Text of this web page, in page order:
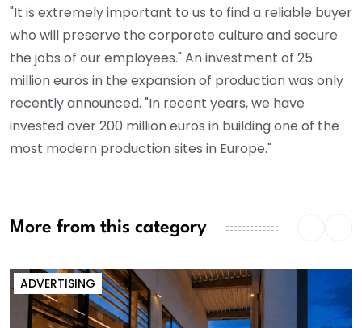
"It is extremely important to us to find a reliable buyer
who will preserve the corporate culture and secure
the jobs of our employees." An investment of 25
million euros in the expansion of production was only
recently announced. "In recent years, we have
invested over 200 million euros in building one of the
most modern production sites in Europe."
More from this category
ADVERTISING